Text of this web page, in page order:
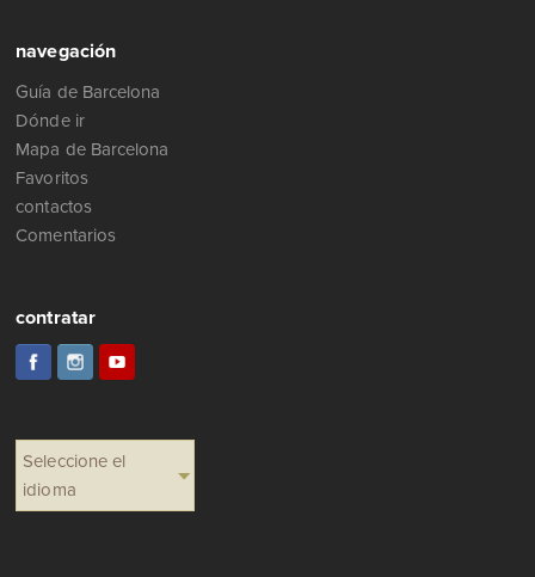
navegación
Guía de Barcelona
Dónde ir
Mapa de Barcelona
Favoritos
contactos
Comentarios
contratar
Seleccione el
idioma